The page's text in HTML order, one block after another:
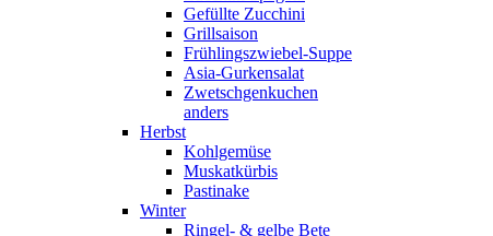
Gefüllte Zucchini
Grillsaison
Frühlingszwiebel-Suppe
Asia-Gurkensalat
Zwetschgenkuchen
anders
Herbst
Kohlgemüse
Muskatkürbis
Pastinake
Winter
Ringel- & gelbe Bete